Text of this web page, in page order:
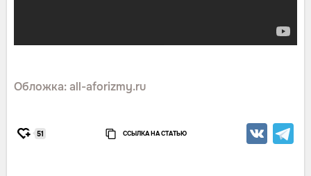
Обложка: all-aforizmy.ru
51 ССЫЛКА НА СТАТЬЮ